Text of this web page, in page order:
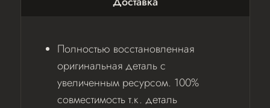
Полностью восстановленная
оригинальная деталь с
увеличенным ресурсом. 100%
совместимость т.к. деталь